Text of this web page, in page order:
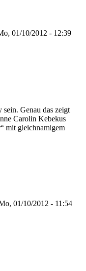
01/10/2012 - 12:39
sein. Genau das zeigt
Carolin Kebekus
mit gleichnamigem
01/10/2012 - 11:54